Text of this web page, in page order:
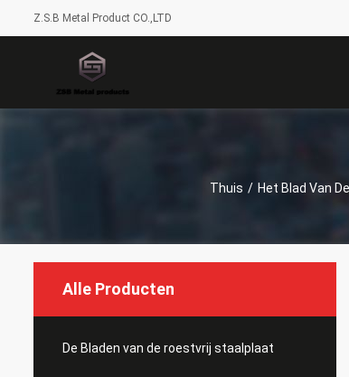
Z.S.B Metal Product CO.,LTD
Thuis / Het Blad Van
Alle Producten
De Bladen van de roestvrij staalplaat